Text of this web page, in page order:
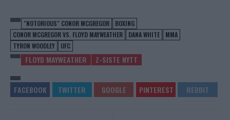
"NOTORIOUS" CONOR MCGREGOR
BOXING
CONOR MCGREGOR VS. FLOYD MAYWEATHER
DANA WHITE
MMA
TYRON WOODLEY
UFC
FLOYD MAYWEATHER Z-SISTE NYTT